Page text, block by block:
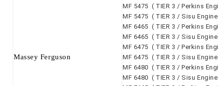
Massey Ferguson
MF 5475 ( TIER 3 / Perkins
MF 5475 ( TIER 3 / Sisu
MF 6465 ( TIER 3 / Perkins
MF 6465 ( TIER 3 / Sisu
MF 6475 ( TIER 3 / Perkins
MF 6475 ( TIER 3 / Sisu
MF 6480 ( TIER 3 / Perkins
MF 6480 ( TIER 3 / Sisu